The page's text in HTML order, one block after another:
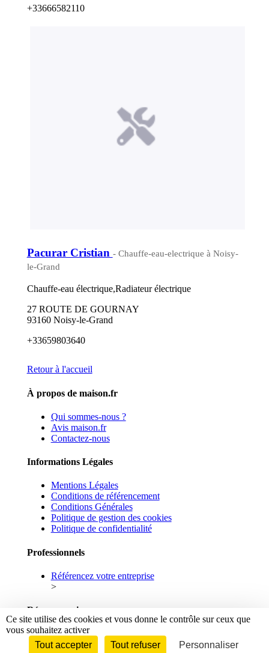
+33666582110
Pacurar Cristian - Chauffe-eau-electrique à Noisy-
le-Grand
Chauffe-eau électrique,Radiateur électrique
27 ROUTE DE GOURNAY
93160 Noisy-le-Grand
+33659803640
Retour à l'accueil
À propos de maison.fr
Qui sommes-nous ?
Avis maison.fr
Contactez-nous
Informations Légales
Mentions Légales
Conditions de référencement
Conditions Générales
Politique de gestion des cookies
Politique de confidentialité
Professionnels
Référencez votre entreprise
>
Réseaux sociaux
Facebook
Linkedin
Ce site utilise des cookies et vous donne le contrôle sur ceux que
vous souhaitez activer
Tout accepter
Tout refuser Personnaliser